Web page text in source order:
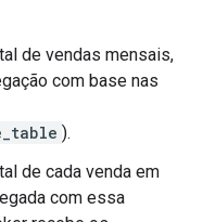
de vendas mensais,
com base nas
).
de cada venda em
com essa